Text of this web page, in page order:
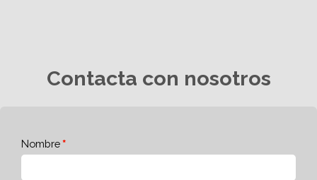
Contacta con nosotros
Nombre